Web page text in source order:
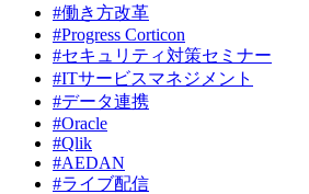
#働き方改革
#Progress Corticon
#セキュリティ対策セミナー
#ITサービスマネジメント
#データ連携
#Oracle
#Qlik
#AEDAN
#ライブ配信